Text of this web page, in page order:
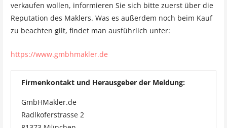
verkaufen wollen, informieren Sie sich bitte zuerst über die
Reputation des Maklers. Was es außerdem noch beim Kauf
zu beachten gilt, findet man ausführlich unter:
https://www.gmbhmakler.de
Firmenkontakt und Herausgeber der Meldung:
GmbHMakler.de
Radlkoferstrasse 2